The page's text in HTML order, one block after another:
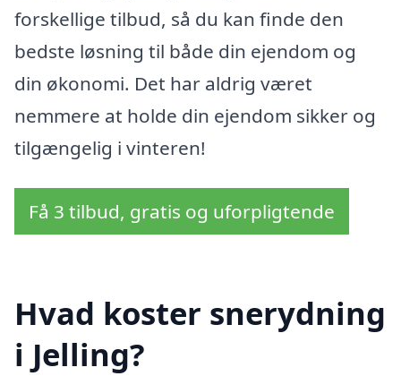
forskellige tilbud, så du kan finde den
bedste løsning til både din ejendom og
din økonomi. Det har aldrig været
nemmere at holde din ejendom sikker og
tilgængelig i vinteren!
Få 3 tilbud, gratis og uforpligtende
Hvad koster snerydning
i Jelling?